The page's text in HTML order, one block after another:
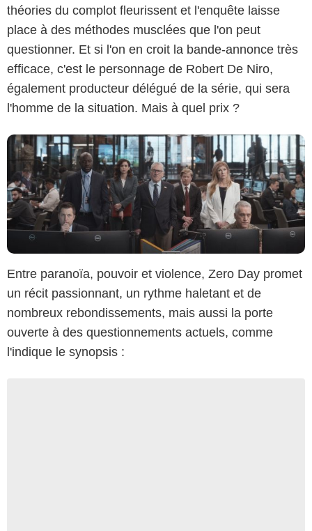
théories du complot fleurissent et l'enquête laisse
place à des méthodes musclées que l'on peut
questionner. Et si l'on en croit la bande-annonce très
efficace, c'est le personnage de Robert De Niro,
également producteur délégué de la série, qui sera
l'homme de la situation. Mais à quel prix ?
Entre paranoïa, pouvoir et violence, Zero Day promet
un récit passionnant, un rythme haletant et de
nombreux rebondissements, mais aussi la porte
ouverte à des questionnements actuels, comme
l'indique le synopsis :